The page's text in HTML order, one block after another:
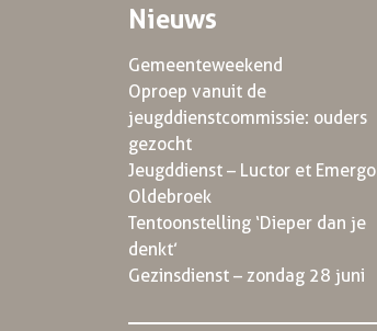
Nieuws
Gemeenteweekend
Oproep vanuit de
jeugddienstcommissie: ouders
gezocht
Jeugddienst – Luctor et Emergo
Oldebroek
Tentoonstelling ‘Dieper dan je
denkt’
Gezinsdienst – zondag 28 juni